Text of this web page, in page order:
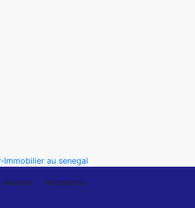
Avancé Recherche